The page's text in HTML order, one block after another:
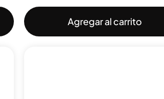
Agregar al carrito